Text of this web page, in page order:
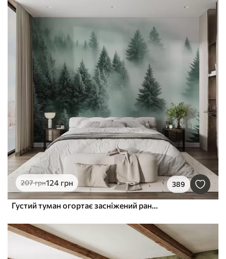
207грн124 грн 389
Густий туман огортає засніжений ранковий ліс у відтінках зеленого